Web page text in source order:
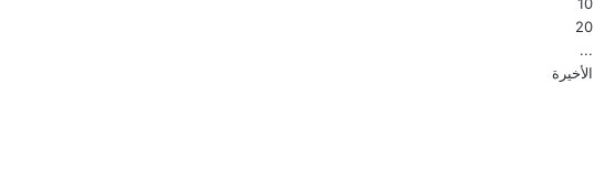
20
...
الأخيرة